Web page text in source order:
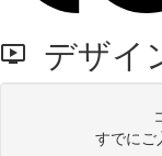
デザイ
すでにご